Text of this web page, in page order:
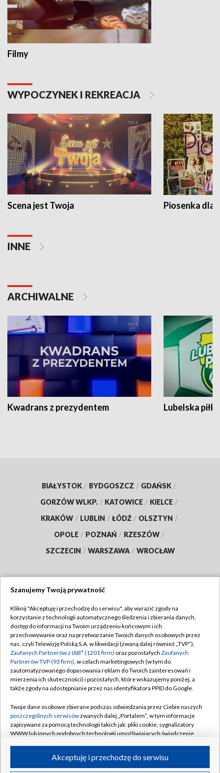
Filmy
WYPOCZYNEK I REKREACJA
Scena jest Twoja Piosenka dla
INNE
ARCHIWALNE
Kwadrans z prezydentem Lubelska piłka
BIAŁYSTOK / BYDGOSZCZ / GDAŃSK /
GORZÓW WLKP. / KATOWICE / KIELCE /
KRAKÓW / LUBLIN / ŁÓDŹ / OLSZTYN /
OPOLE / POZNAŃ / RZESZÓW /
SZCZECIN / WARSZAWA / WROCŁAW
TVP
Abonament TVP
Emisja w TVP
Centrum informacji TVP
Naziemna Telewizja Cyfrowa
Rada Programowa
System NOS
Informacje o nadawcy
Program dla prasy
Regulamin TVP
Polityka prywatności
Moje zgody
Pomoc
Kontakt
Kanały
Szanujemy Twoją prywatność
Kliknij "Akceptuję i przechodzę do serwisu", aby wyrazić zgody na
korzystanie z technologii automatycznego śledzenia i zbierania danych,
dostęp do informacji na Twoim urządzeniu końcowym i ich
przechowywanie oraz na przetwarzanie Twoich danych osobowych przez
nas, czyli Telewizję Polską S.A. w likwidacji (zwaną dalej również „TVP”),
Zaufanych Partnerów z IAB* (1201 firm) oraz pozostałych Zaufanych
Partnerów TVP (93 firm), w celach marketingowych (w tym do
zautomatyzowanego dopasowania reklam do Twoich zainteresowań i
mierzenia ich skuteczności) i pozostałych, które wskazujemy poniżej, a
także zgody na udostępnianie przez nas identyfikatora PPID do Google.
Twoje dane osobowe zbierane podczas odwiedzania przez Ciebie naszych
poszczególnych serwisówzwanych dalej „Portalem”, w tym informacje
zapisywane za pomocą technologii takich jak: pliki cookie, sygnalizatory
WWW lub innych podobnych technologii umożliwiających świadczenie
ruchu w Internecie.Akceptuję i przechodzę do serwisu